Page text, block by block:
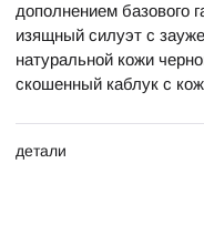
дополнением базового
изящный силуэт с
натуральной кожи
скошенный каблук с
детали